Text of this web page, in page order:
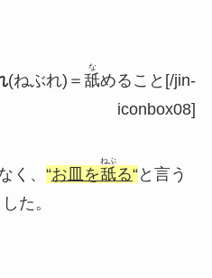
(ねぶれ)＝舐
な
めること[/jin-
iconbox08]
く、 “お皿を舐
ねぶ
る“と言う
た。